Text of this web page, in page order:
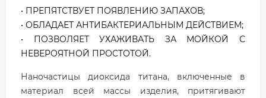
• ПРЕПЯТСТВУЕТ ПОЯВЛЕНИЮ ЗАПАХОВ;
• ОБЛАДАЕТ АНТИБАКТЕРИАЛЬНЫМ ДЕЙСТВИЕМ;
• ПОЗВОЛЯЕТ УХАЖИВАТЬ ЗА МОЙКОЙ С
НЕВЕРОЯТНОЙ ПРОСТОТОЙ.
Наночастицы диоксида титана, включенные в
материал всей массы изделия, притягивают